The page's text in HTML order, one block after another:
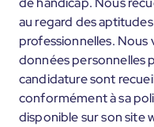
au regard des
professionnelles.
données personnelles
candidature sont
conformément à sa
disponible sur son site